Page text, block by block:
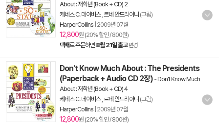
About : 저학년 (Book + CD) 2
케네스 C. 데이비스, 르네 안드리아니 (그림)
HarperCollins 2009년 07월
12,800원 (20% 할인 / 800원)
택배로 주문하면 8월 21일 출고 변경
Don't Know Much About : The Presidents
(Paperback + Audio CD 2장) -Don't Know Much
About : 저학년 (Book + CD) 4
케네스 C. 데이비스, 르네 안드리아니 (그림)
HarperCollins 2009년 07월
12,800원 (20% 할인 / 800원)